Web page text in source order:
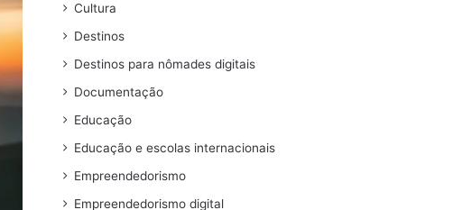
Cultura
Destinos
Destinos para nômades digitais
Documentação
Educação
Educação e escolas internacionais
Empreendedorismo
Empreendedorismo digital